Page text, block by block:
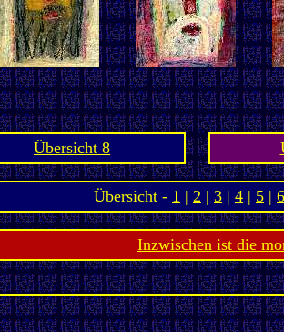
Übersicht 8
Übersicht - 1 | 2 | 3 | 4 | 5 | 6
Inzwischen ist die